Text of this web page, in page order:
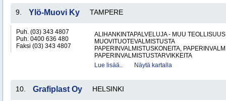
9. Ylö-Muovi Ky TAMPERE
Puh. (03) 343 4807
Puh. 0400 636 480
Faksi (03) 343 4807
ALIHANKINTAPALVELUJA - MUU TEOLLISUUS
MUOVITUOTEVALMISTUSTA
PAPERINVALMISTUSKONEITA,
PAPERINVALMISTUSTARVIKKEITA
Lue lisää..
Näytä kartalla
10. Grafiplast Oy HELSINKI